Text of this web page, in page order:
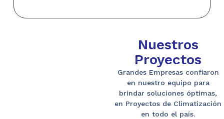
Nuestros
Proyectos
Grandes Empresas confiaron
en nuestro equipo para
brindar soluciones óptimas,
en Proyectos de Climatización
en todo el país.